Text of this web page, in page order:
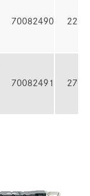
70082490 220
70082491 270